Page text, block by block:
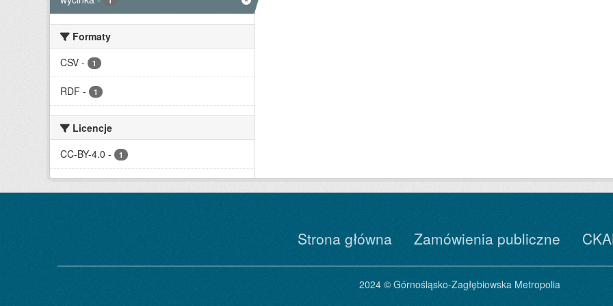
Formaty
CSV - 1
RDF - 1
Licencje
CC-BY-4.0 - 1
Strona główna Zamówienia publiczne
2024 © Górnośląsko-Zagłębiowska Metropolia